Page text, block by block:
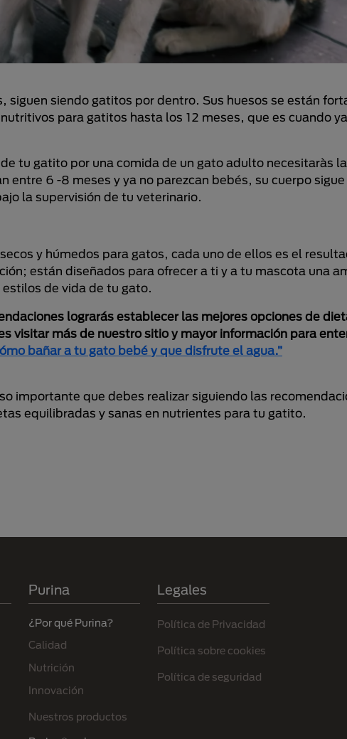
siguen siendo gatitos por dentro. Sus huesos se están
para gatitos hasta los 12 meses, que es cuando
tu gatito por una comida de un gato adulto necesitaràs
entre 6 -8 meses y ya no parezcan bebés, su cuerpo
la supervisión de tu veterinario.
y húmedos para gatos, cada uno de ellos es el
están diseñados para ofrecer a ti y a tu mascota una
de vida de tu gato.
lograrás establecer las mejores opciones de
visitar más de nuestro sitio y mayor información para
bañar a tu gato bebé y que disfrute el agua.”
importante que debes realizar siguiendo las
equilibradas y sanas en nutrientes para tu gatito.
Purina
¿Por qué Purina?
Calidad
Nutrición
Innovación
Nuestros productos
Legales
Política de Privacidad
Política sobre cookies
Política de seguridad